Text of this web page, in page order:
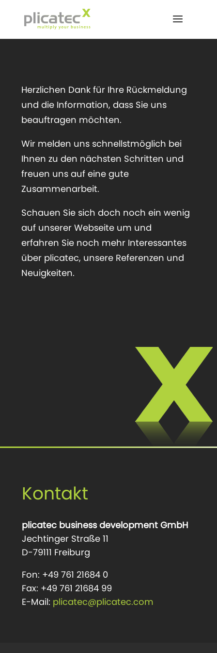
content
Herzlichen Dank für Ihre Rückmeldung
und die Information, dass Sie uns
beauftragen möchten.
Wir melden uns schnellstmöglich bei
Ihnen zu den nächsten Schritten und
freuen uns auf eine gute
Zusammenarbeit.
Schauen Sie sich doch noch ein wenig
auf unserer Webseite um und
erfahren Sie noch mehr Interessantes
über plicatec, unsere Referenzen und
Neuigkeiten.
Kontakt
plicatec business development GmbH
Jechtinger Straße 11
D-79111 Freiburg
Fon: +49 761 21684 0
Fax: +49 761 21684 99
E-Mail: plicatec@plicatec.com